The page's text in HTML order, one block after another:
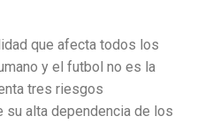
que afecta todos los
y el futbol no es la
tres riesgos
alta dependencia de los